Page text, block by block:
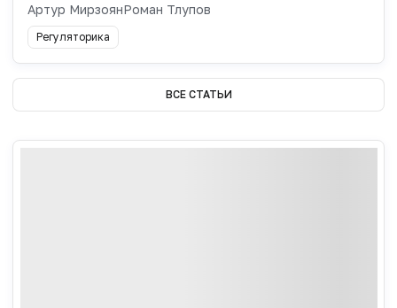
Артур МирзоянРоман Тлупов
Регуляторика
ВСЕ СТАТЬИ